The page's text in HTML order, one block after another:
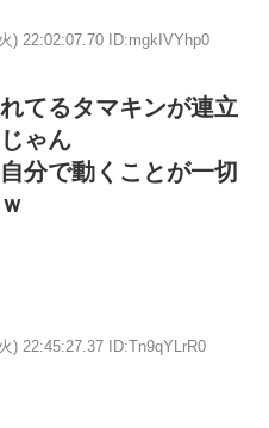
) 22:02:07.70 ID:mgkIVYhp0
てるタマキンが連立
ゃん
分で動くことが一切
) 22:45:27.37 ID:Tn9qYLrR0